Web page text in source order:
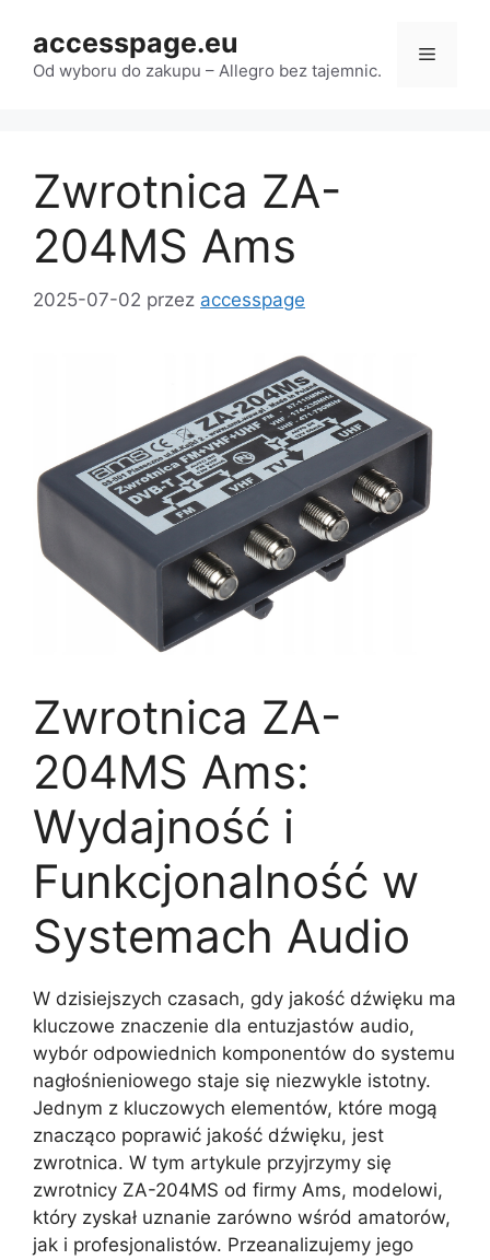
treści
accesspage.eu
Od wyboru do zakupu – Allegro bez tajemnic.
Menu
Zwrotnica ZA-
204MS Ams
2025-07-02 przez accesspage
Zwrotnica ZA-
204MS Ams:
Wydajność i
Funkcjonalność w
Systemach Audio
W dzisiejszych czasach, gdy jakość dźwięku ma
kluczowe znaczenie dla entuzjastów audio,
wybór odpowiednich komponentów do systemu
nagłośnieniowego staje się niezwykle istotny.
Jednym z kluczowych elementów, które mogą
znacząco poprawić jakość dźwięku, jest
zwrotnica. W tym artykule przyjrzymy się
zwrotnicy ZA-204MS od firmy Ams, modelowi,
który zyskał uznanie zarówno wśród amatorów,
jak i profesjonalistów. Przeanalizujemy jego